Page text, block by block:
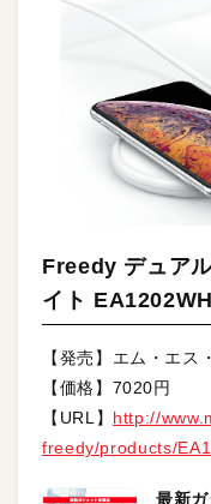
Freedy デュア
イト EA1202WH
【発売】エム・エス
【価格】7020円
【URL】 http://
freedy/products/
最新